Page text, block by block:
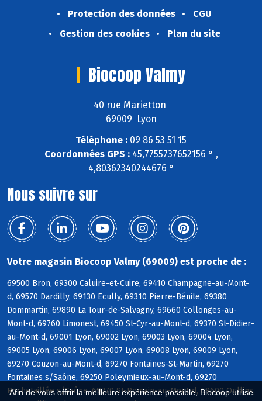
Afin de vous offrir la meilleure expérience possible, Biocoop utilise
Protection des données
CGU
Gestion des cookies
Plan du site
Biocoop Valmy
40 rue Marietton
69009 Lyon
Téléphone : 09 86 53 51 15
Coordonnées GPS :45,7755737652156 ° ,
4,80362340244676 °
Nous suivre sur
Votre magasin Biocoop Valmy (69009) est proche de :
69500 Bron, 69300 Caluire-et-Cuire, 69410 Champagne-au-Mont-
d, 69570 Dardilly, 69130 Ecully, 69310 Pierre-Bénite, 69380
Dommartin, 69890 La Tour-de-Salvagny, 69660 Collonges-au-
Mont-d, 69760 Limonest, 69450 St-Cyr-au-Mont-d, 69370 St-Didier-
au-Mont-d, 69001 Lyon, 69002 Lyon, 69003 Lyon, 69004 Lyon,
69005 Lyon, 69006 Lyon, 69007 Lyon, 69008 Lyon, 69009 Lyon,
69270 Couzon-au-Mont-d, 69270 Fontaines-St-Martin, 69270
Fontaines s/Saône, 69250 Poleymieux-au-Mont-d, 69270
Rochetaillée s/Saône, 69270 St-Romain-au-Mont-d, 69600 Oullins,